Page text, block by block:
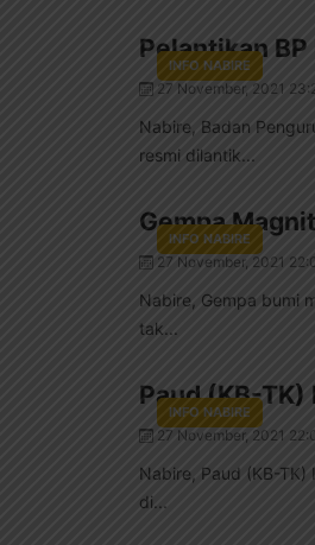
INFO NABIRE
Pelantikan
27 November, 2021
Nabire, Badan
resmi dilantik...
INFO NABIRE
Gempa
27 November, 2021
Nabire, Gempa bumi
tak...
INFO NABIRE
Paud (KB-
27 November, 2021
Nabire, Paud (KB-
di...